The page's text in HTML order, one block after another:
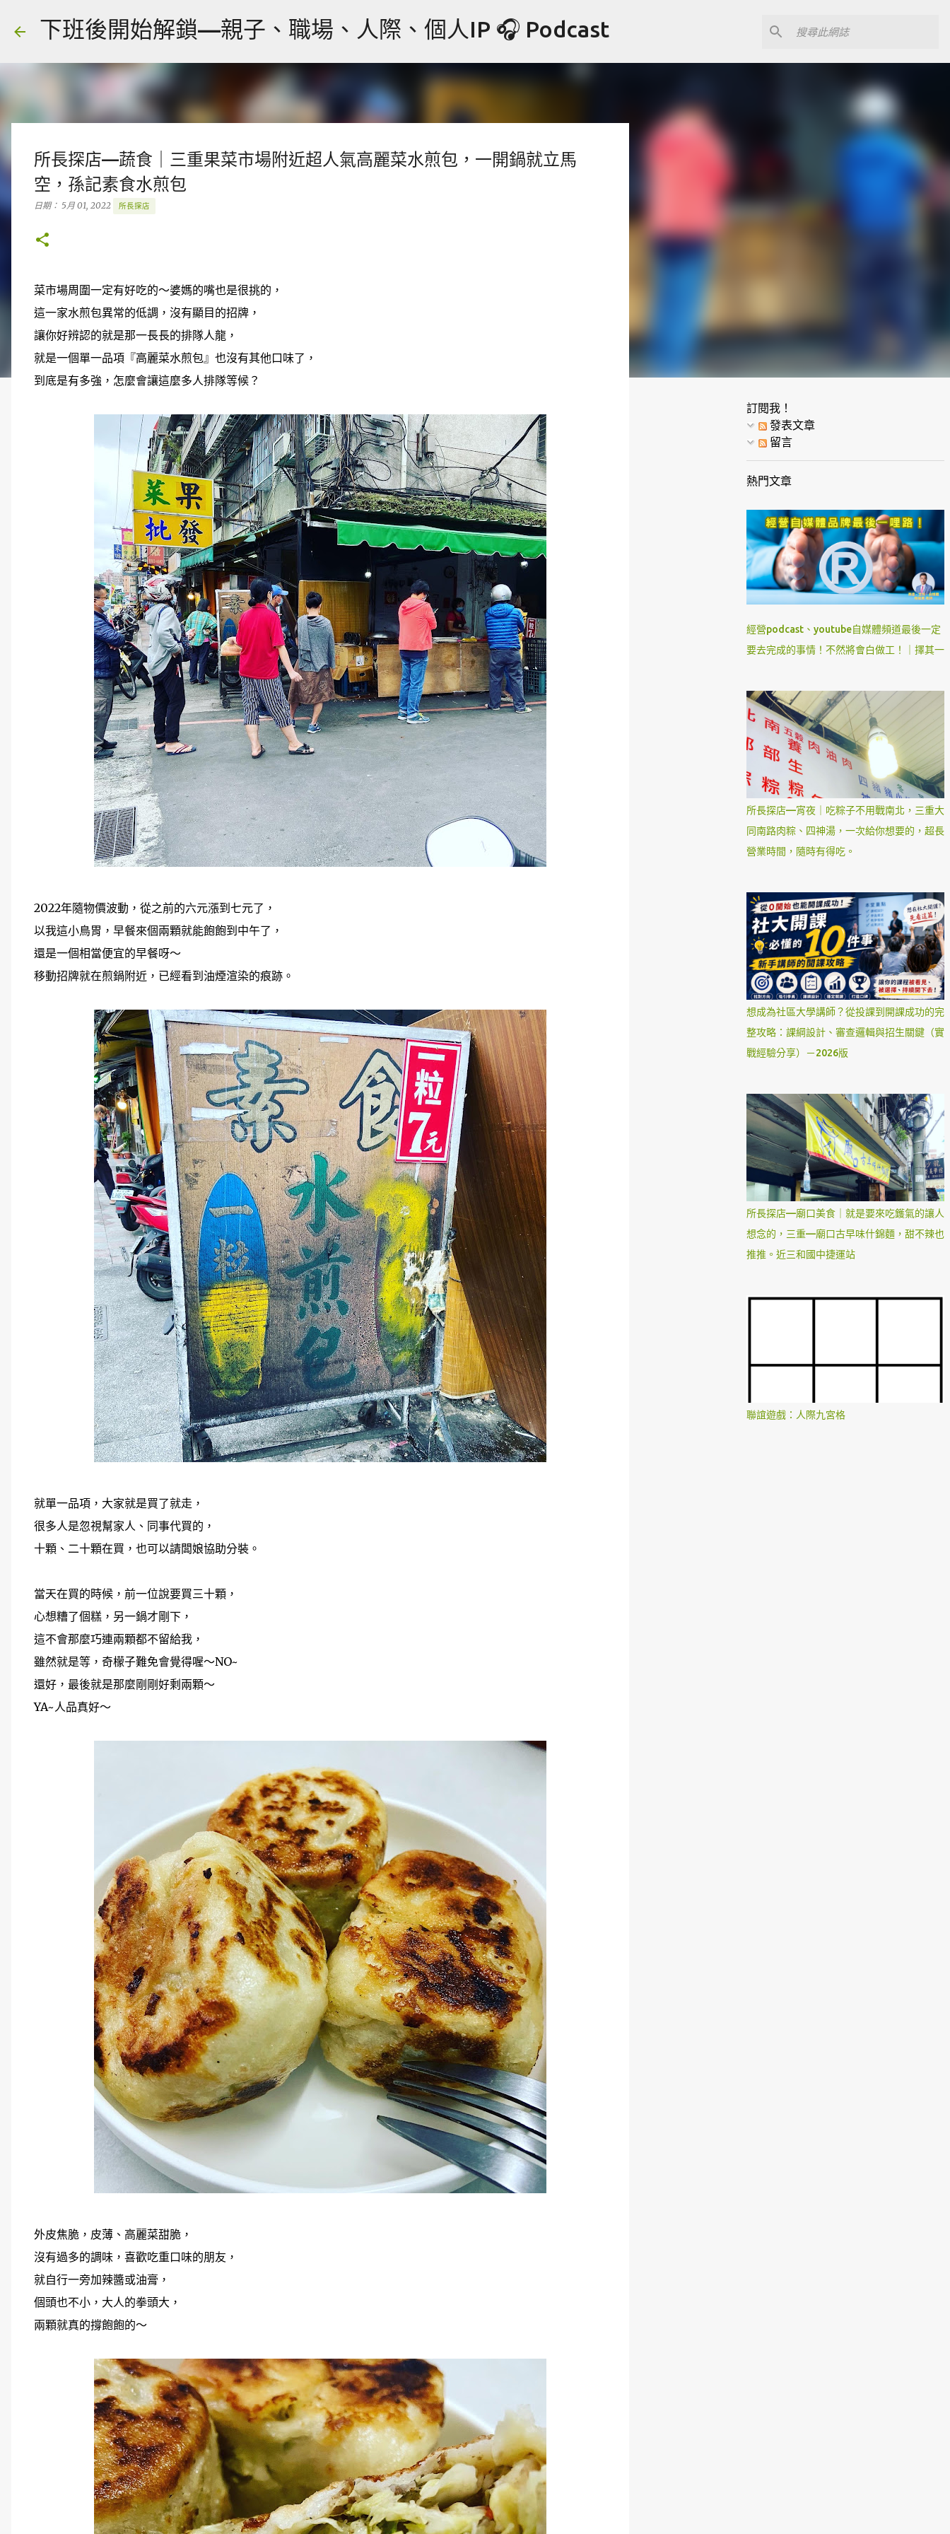
跳到主要內容
下班後開始解鎖—親子、職場、人際、個人IP 🎧 Podcast
所長探店—蔬食｜三重果菜市場附近超人氣高麗菜水煎包，一開鍋就立馬
空，孫記素食水煎包
日期： 5月 01, 2022 所長探店
菜市場周圍一定有好吃的～婆媽的嘴也是很挑的，
這一家水煎包異常的低調，沒有顯目的招牌，
讓你好辨認的就是那一長長的排隊人龍，
就是一個單一品項『高麗菜水煎包』也沒有其他口味了，
到底是有多強，怎麼會讓這麼多人排隊等候？
2022年隨物價波動，從之前的六元漲到七元了，
以我這小鳥胃，早餐來個兩顆就能飽飽到中午了，
還是一個相當便宜的早餐呀～
移動招牌就在煎鍋附近，已經看到油煙渲染的痕跡。
就單一品項，大家就是買了就走，
很多人是忽視幫家人、同事代買的，
十顆、二十顆在買，也可以請闆娘協助分裝。
當天在買的時候，前一位說要買三十顆，
心想糟了個糕，另一鍋才剛下，
這不會那麼巧連兩顆都不留給我，
雖然就是等，奇檬子難免會覺得喔～NO~
還好，最後就是那麼剛剛好剩兩顆～
YA~人品真好～
外皮焦脆，皮薄、高麗菜甜脆，
沒有過多的調味，喜歡吃重口味的朋友，
就自行一旁加辣醬或油膏，
個頭也不小，大人的拳頭大，
兩顆就真的撐飽飽的～
訂閱我！
發表文章
留言
熱門文章
經營podcast、youtube自媒體頻道最後一定
要去完成的事情！不然將會白做工！｜擇其一
所長探店—宵夜｜吃粽子不用戰南北，三重大
同南路肉粽、四神湯，一次給你想要的，超長
營業時間，隨時有得吃。
想成為社區大學講師？從投課到開課成功的完
整攻略：課綱設計、審查邏輯與招生關鍵（實
戰經驗分享）－2026版
所長探店—廟口美食｜就是要來吃鑊氣的讓人
想念的，三重—廟口古早味什錦麵，甜不辣也
推推。近三和國中捷運站
聯誼遊戲：人際九宮格